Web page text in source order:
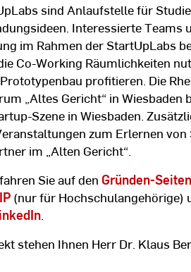
sind Anlaufstelle für
Interessierte Teams
im Rahmen der StartUpLabs
Co-Working Räumlichkeiten
profitieren. Die
„Altes Gericht“ in Wiesbaden
Szene in Wiesbaden.
zum Erlernen
im „Alten Gericht“.
Sie auf den Gründen-
(nur für Hochschulangehörige)
.
stehen Ihnen Herr Dr. Klaus